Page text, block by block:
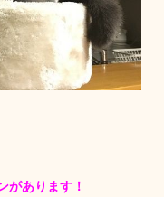
があります！